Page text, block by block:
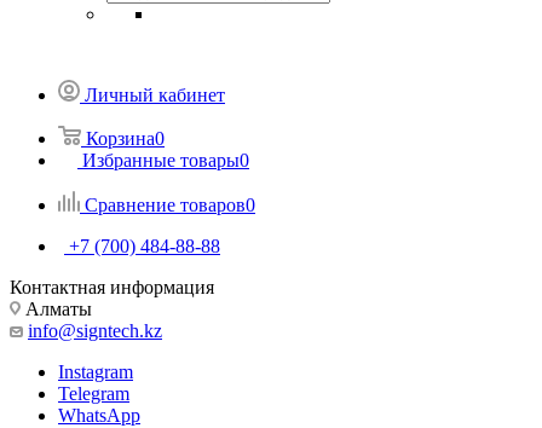
Личный кабинет
Корзина0
Избранные товары0
Сравнение товаров0
+7 (700) 484-88-88
Контактная информация
Алматы
info@signtech.kz
Instagram
Telegram
WhatsApp